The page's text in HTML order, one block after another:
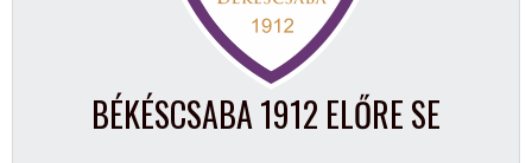
BÉKÉSCSABA 1912 ELŐRE SE